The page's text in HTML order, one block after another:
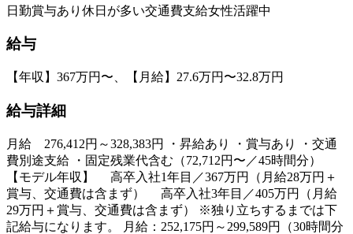
日勤賞与あり 休日が多い交通費支給女性活躍中
給与
【年収】367万円〜、【月給】27.6万円〜32.8万円
給与詳細
月給 276,412円～328,383円 ・昇給あり ・賞与あり ・交通
費別途支給 ・固定残業代含む（72,712円〜／45時間分）
【モデル年収】 高卒入社1年目／367万円（月給28万円＋
賞与、交通費は含まず） 高卒入社3年目／405万円（月給
29万円＋賞与、交通費は含まず） ※独り立ちするまでは下
記給与になります。 月給：252,175円～299,589円（30時間分